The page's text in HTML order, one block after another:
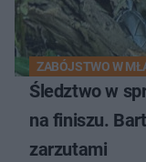
ZABÓJSTWO W
Śledztwo w
na finiszu.
zarzutami